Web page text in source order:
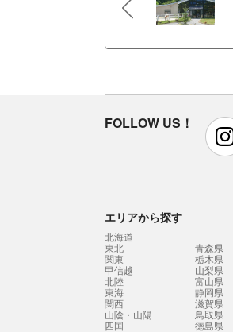
FOLLOW US！
エリアから探す
北海道
東北
青森県
関東
栃木県
甲信越
山梨県
北陸
富山県
東海
静岡県
関西
滋賀県
山陰・山陽
鳥取県
四国
徳島県